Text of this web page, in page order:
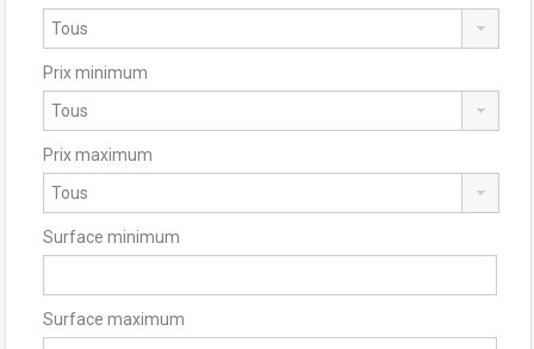
Prix minimum
Prix maximum
Surface minimum
Surface maximum